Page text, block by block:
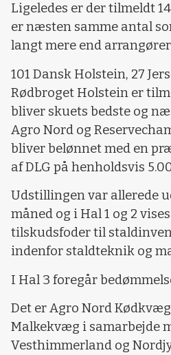
Ligeledes er der tilmeldt
er næsten samme antal
langt mere end
101 Dansk Holstein, 27
Rødbroget Holstein er
bliver skuets bedste og
Agro Nord og
bliver belønnet med en
af DLG på henholdsvis
Udstillingen var allerede
måned og i Hal 1 og 2
tilskudsfoder til
indenfor staldteknik og
I Hal 3 foregår
Det er Agro Nord
Malkekvæg i samarbejde
Vesthimmerland og